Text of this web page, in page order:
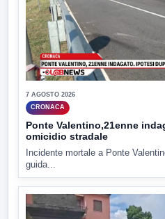
7 AGOSTO 2026
CRONACA
Ponte Valentino,21enne
omicidio stradale
Incidente mortale a Ponte
guida...